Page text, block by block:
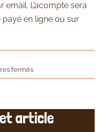
L’acompte sera
en ligne ou sur
ferméssur
Puis-
des
options
article